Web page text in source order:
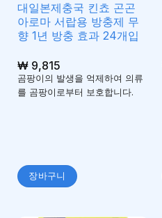
대일본제충국 킨쵸 곤곤
아로마 서랍용 방충제 무
향 1년 방충 효과 24개입
₩9,815
곰팡이의 발생을 억제하여 의류
를 곰팡이로부터 보호합니다.
장바구니